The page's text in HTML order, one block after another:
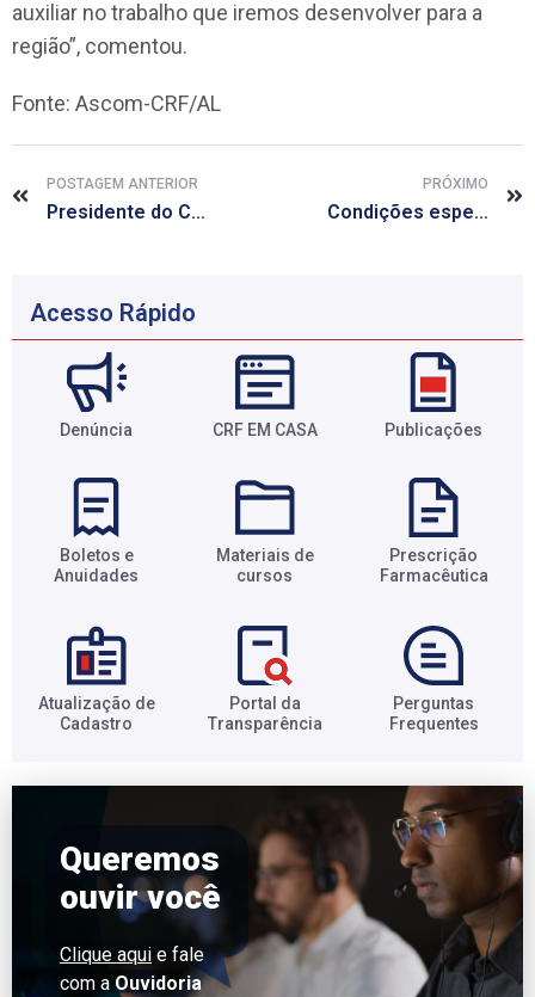
auxiliar no trabalho que iremos desenvolver para a
região”, comentou.
Fonte: Ascom-CRF/AL
POSTAGEM ANTERIOR
Presidente do CRF/AL será o conferencista no II Congresso Multiprofissional da Saúde
PRÓXIMO
Condições especiais para a compra do seu automóvel
Acesso Rápido
Denúncia CRF EM CASA Publicações
Boletos e
Anuidades​
Materiais de
cursos​
Prescrição
Farmacêutica​
Atualização de
Cadastro​
Portal da
Transparência​
Perguntas
Frequentes​
Queremos
ouvir você
Clique aqui e fale
com a Ouvidoria